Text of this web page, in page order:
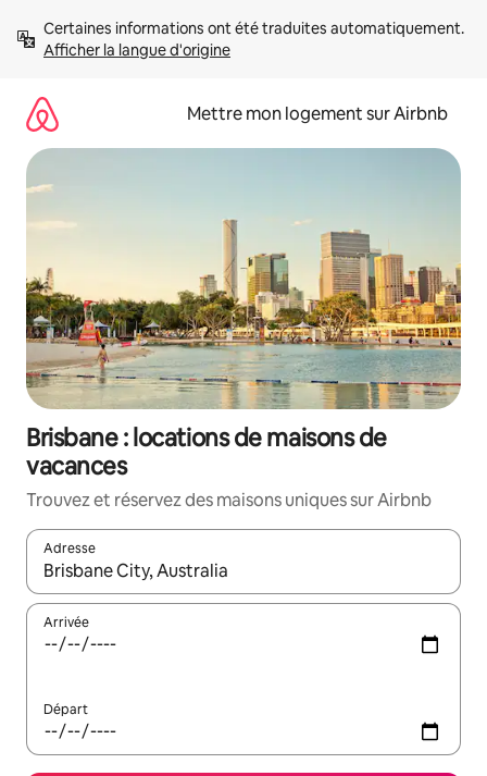
directement
Afficher la langue d'origine
Mettre mon logement sur Airbnb
Brisbane : locations de maisons de
vacances
Trouvez et réservez des maisons uniques sur Airbnb
Adresse
Lorsque les résultats s'affichent, utilisez les flèches vers le
Arrivée
Départ